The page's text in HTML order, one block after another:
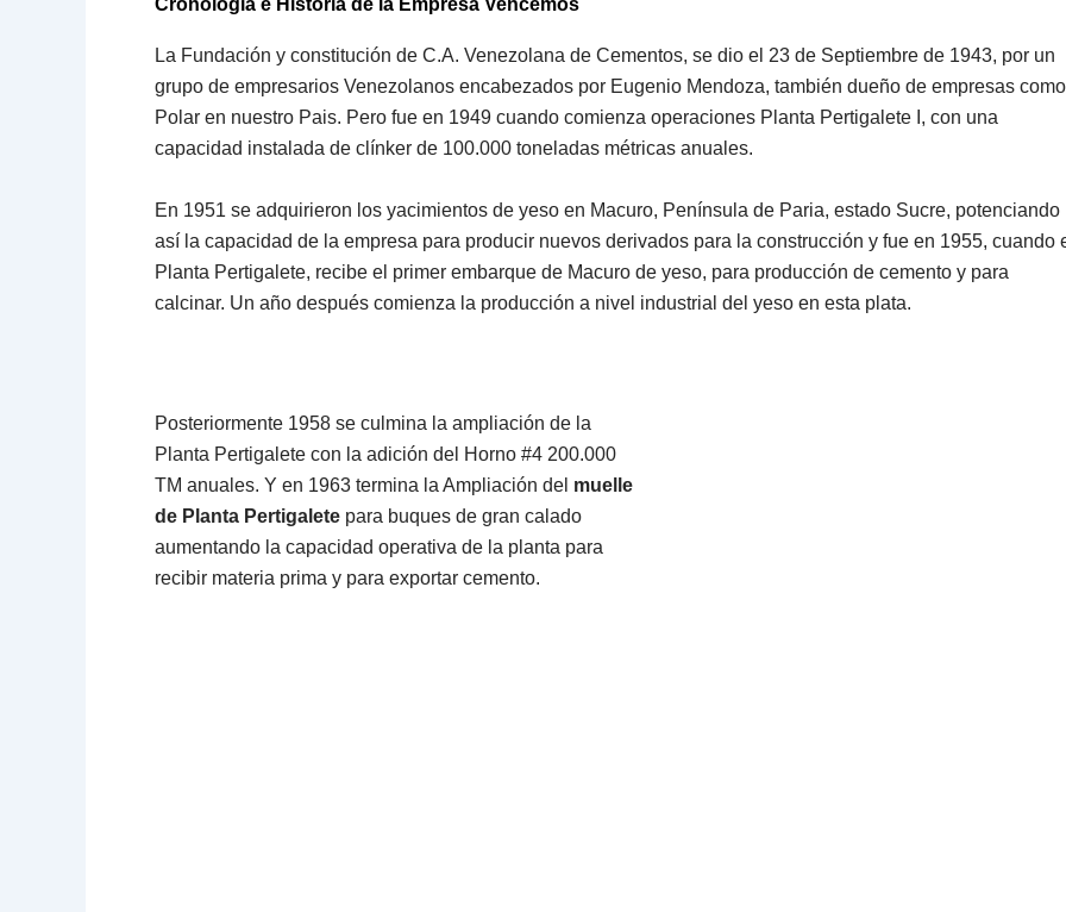
Cronología e Historia de la Empresa Vencemos
La Fundación y constitución de C.A. Venezolana de Cementos, se dio el 23 de Septiembre de 1943, por un
grupo de empresarios Venezolanos encabezados por Eugenio Mendoza, también dueño de empresas como
Polar en nuestro Pais. Pero fue en 1949 cuando comienza operaciones Planta Pertigalete I, con una
capacidad instalada de clínker de 100.000 toneladas métricas anuales.
En 1951 se adquirieron los yacimientos de yeso en Macuro, Península de Paria, estado Sucre, potenciando
así la capacidad de la empresa para producir nuevos derivados para la construcción y fue en 1955, cuando
Planta Pertigalete, recibe el primer embarque de Macuro de yeso, para producción de cemento y para
calcinar. Un año después comienza la producción a nivel industrial del yeso en esta plata.
Posteriormente 1958 se culmina la ampliación de la
Planta Pertigalete con la adición del Horno #4 200.000
TM anuales. Y en 1963 termina la Ampliación del muelle
de Planta Pertigalete para buques de gran calado
aumentando la capacidad operativa de la planta para
recibir materia prima y para exportar cemento.